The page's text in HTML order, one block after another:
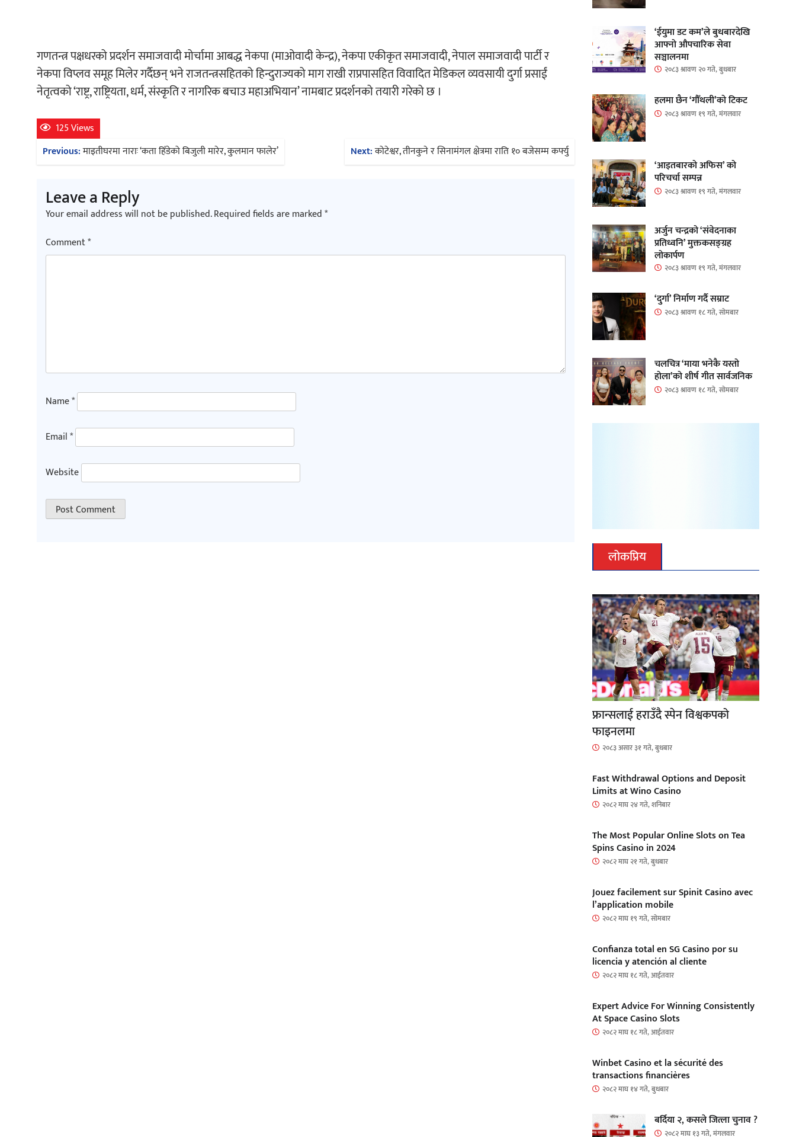
गणतन्त्र पक्षधरको प्रदर्शन समाजवादी मोर्चामा आबद्ध नेकपा (माओवादी केन्द्र), नेकपा एकीकृत समाजवादी, नेपाल समाजवादी पार्टी र
नेकपा विप्लव समूह मिलेर गर्दैछन् भने राजतन्त्रसहितको हिन्दुराज्यको माग राखी राप्रपासहित विवादित मेडिकल व्यवसायी दुर्गा प्रसाईं
नेतृत्वको ‘राष्ट्र, राष्ट्रियता, धर्म, संस्कृति र नागरिक बचाउ महाअभियान’ नामबाट प्रदर्शनको तयारी गरेको छ ।
125 Views
Post
navigation
Previous:माइतीघरमा नाराः ‘कता हिँडेको बिजुली मारेर, कुलमान फालेर’ Next:कोटेश्वर, तीनकुने र सिनामंगल क्षेत्रमा राति १० बजेसम्म कर्फ्यु
Leave a Reply
Your email address will not be published.Required fields are marked*
Comment*
Name*
Email*
Website
‘ईयुमा डट कम’ले बुधबारदेखि
आफ्नो औपचारिक सेवा
सञ्चालनमा
२०८३ श्रावण २० गते, बुधबार
हलमा छैन ‘गौँथली’को टिकट
२०८३ श्रावण १९ गते, मंगलवार
‘आइतबारको अफिस’ को
परिचर्चा सम्पन्न
२०८३ श्रावण १९ गते, मंगलवार
अर्जुन चन्द्रको ‘संवेदनाका
प्रतिध्वनि’ मुक्तकसङ्ग्रह
लोकार्पण
२०८३ श्रावण १९ गते, मंगलवार
‘दुर्गा’ निर्माण गर्दै सम्राट
२०८३ श्रावण १८ गते, सोमबार
चलचित्र ‘माया भनेकै यस्तो
होला’को शीर्ष गीत सार्वजनिक
२०८३ श्रावण १८ गते, सोमबार
लोकप्रिय
फ्रान्सलाई हराउँदै स्पेन विश्वकपको
फाइनलमा
२०८३ असार ३१ गते, बुधबार
Fast Withdrawal Options and Deposit
Limits at Wino Casino
२०८२ माघ २४ गते, शनिबार
The Most Popular Online Slots on Tea
Spins Casino in 2024
२०८२ माघ २१ गते, बुधबार
Jouez facilement sur Spinit Casino avec
l’application mobile
२०८२ माघ १९ गते, सोमबार
Confianza total en SG Casino por su
licencia y atención al cliente
२०८२ माघ १८ गते, आईतवार
Expert Advice For Winning Consistently
At Space Casino Slots
२०८२ माघ १८ गते, आईतवार
Winbet Casino et la sécurité des
transactions financières
२०८२ माघ १४ गते, बुधबार
बर्दिया २, कसले जित्ला चुनाव ?
२०८२ माघ १३ गते, मंगलवार